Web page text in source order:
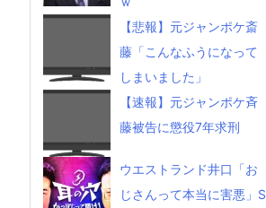
【悲報】元ジャンポケ斎
藤「こんなふうになって
しまいました」
【速報】元ジャンポケ斉
藤被告に懲役7年求刑
ウエストランド井口「お
じさんって本当に害悪」S